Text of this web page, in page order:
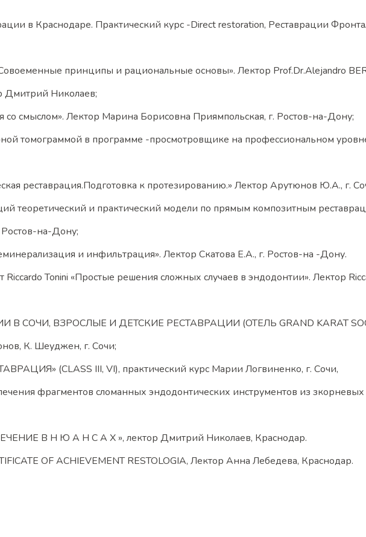
в Краснодаре. Практический курс -Direct restoration, Реставрации
принципы и рациональные основы». Лектор Prof.Dr.Alejandro
Дмитрий Николаев;
смыслом». Лектор Марина Борисовна Приямпольская, г. Ростов-на-Дону;
томограммой в программе -просмотровщике на профессиональном
реставрация.Подготовка к протезированию.» Лектор Арутюнов Ю.А., г.
теоретический и практический модели по прямым композитным
Ростов-на-Дону;
и инфильтрация». Лектор Скатова Е.А., г. Ростов-на -Дону.
Tonini «Простые решения сложных случаев в эндодонтии». Лектор
СОЧИ, ВЗРОСЛЫЕ И ДЕТСКИЕ РЕСТАВРАЦИИ (ОТЕЛЬ GRAND KARAT
К. Шеуджен, г. Сочи;
(CLASS III, VI), практический курс Марии Логвиненко, г. Сочи,
фрагментов сломанных эндодонтических инструментов из зкорневых
В Н Ю А Н С А Х », лектор Дмитрий Николаев, Краснодар.
OF ACHIEVEMENT RESTOLOGIA, Лектор Анна Лебедева, Краснодар.